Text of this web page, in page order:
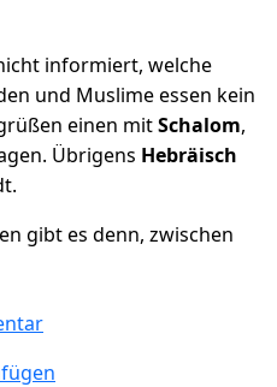
informiert, welche
und Muslime essen kein
einen mitSchalom,
Übrigens Hebräisch
gibt es denn, zwischen
zwischen Juden und